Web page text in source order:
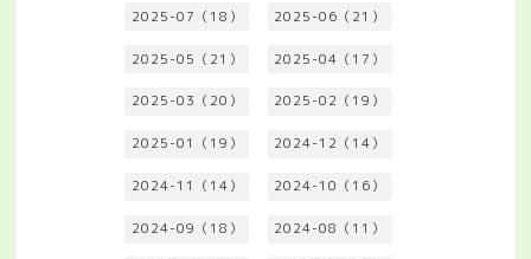
2025-07（18） 2025-06（21）
2025-05（21） 2025-04（17）
2025-03（20） 2025-02（19）
2025-01（19） 2024-12（14）
2024-11（14） 2024-10（16）
2024-09（18） 2024-08（11）